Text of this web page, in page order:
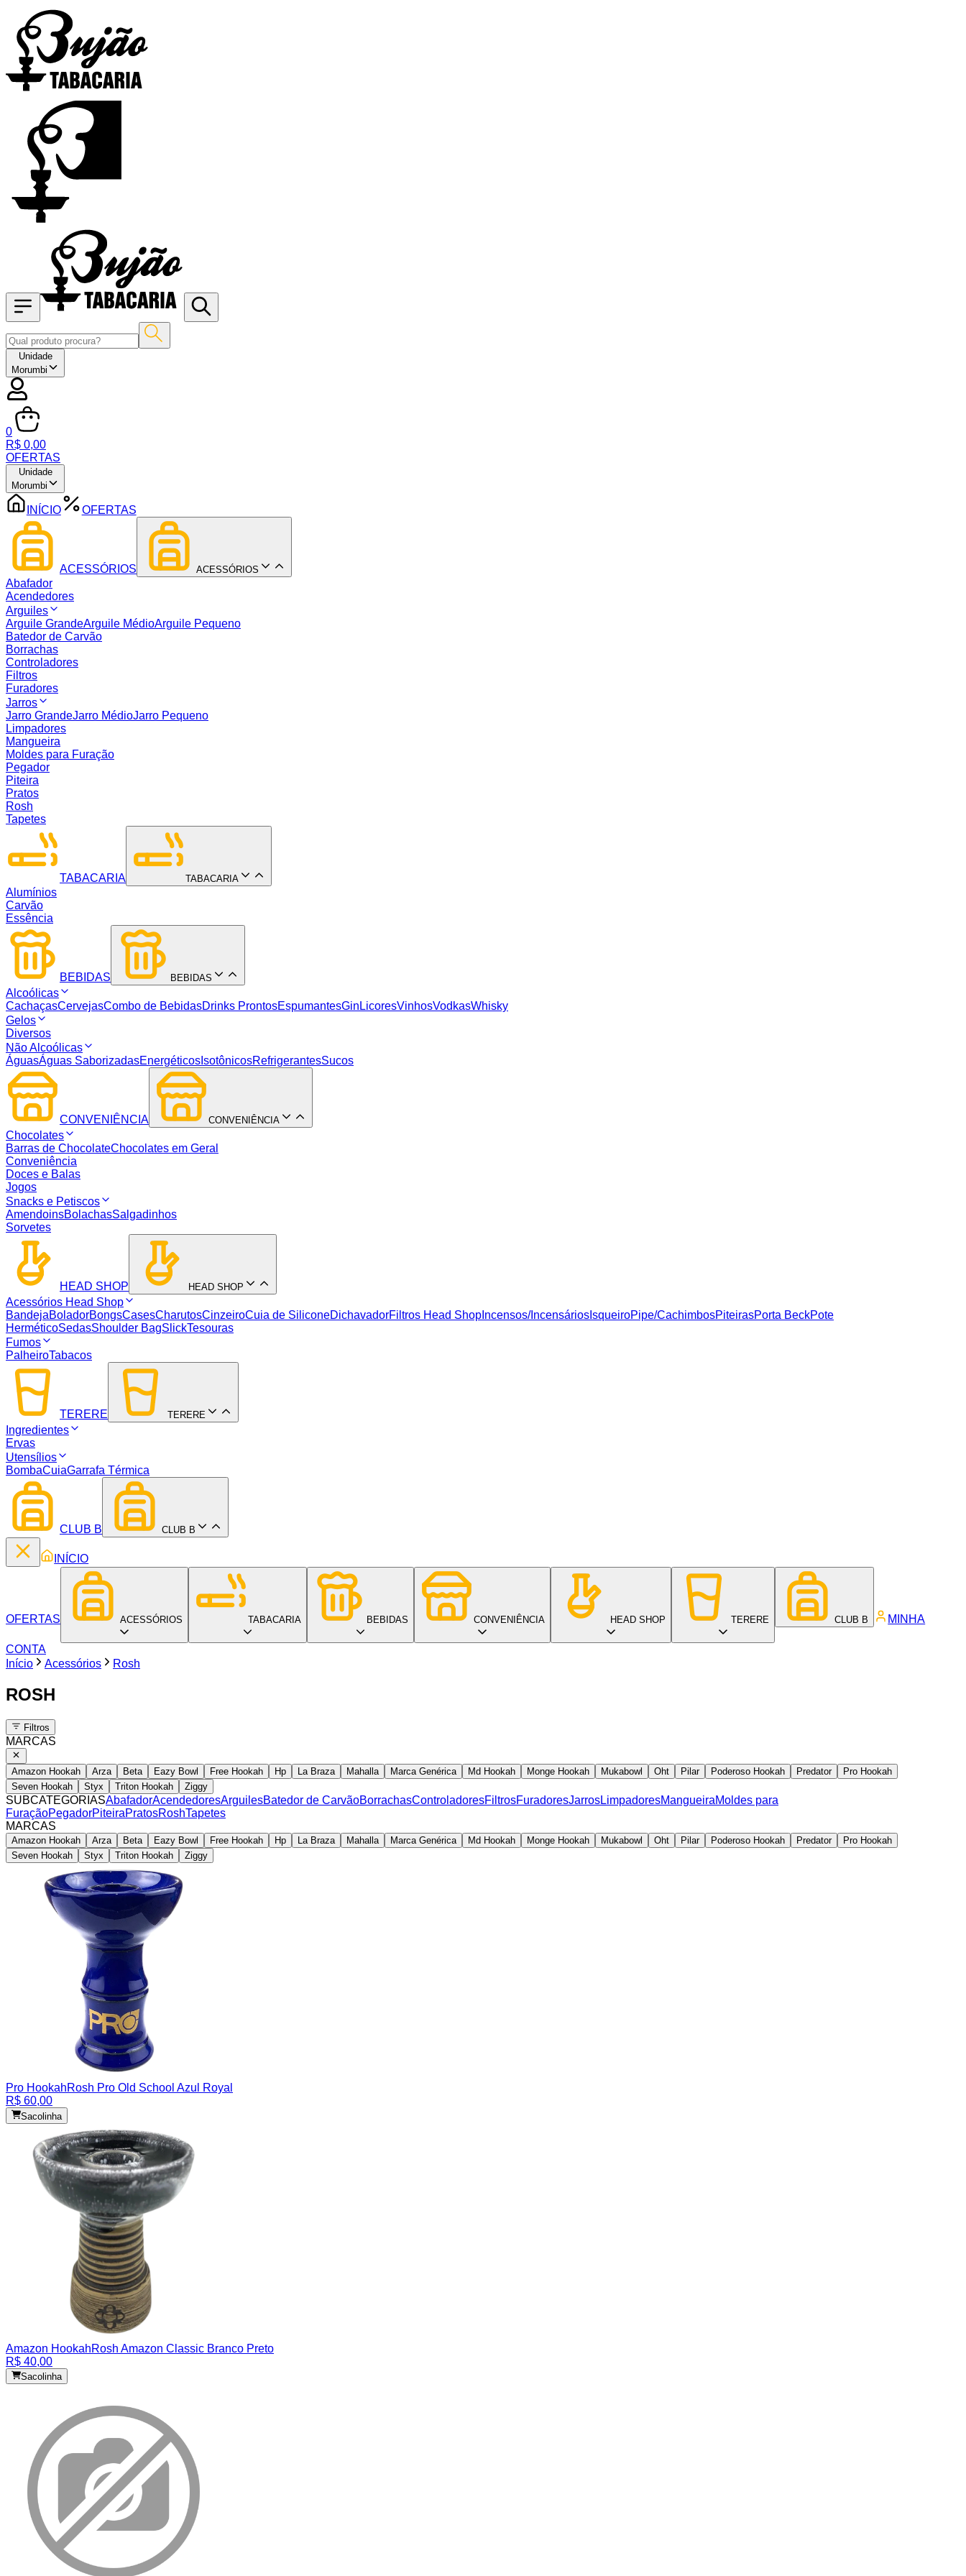
Unidade
Morumbi
0
R$ 0,00
OFERTAS
Unidade
Morumbi
INÍCIO OFERTAS
ACESSÓRIOS ACESSÓRIOS
Abafador
Acendedores
Arguiles
Arguile GrandeArguile MédioArguile Pequeno
Batedor de Carvão
Borrachas
Controladores
Filtros
Furadores
Jarros
Jarro GrandeJarro MédioJarro Pequeno
Limpadores
Mangueira
Moldes para Furação
Pegador
Piteira
Pratos
Rosh
Tapetes
TABACARIA TABACARIA
Alumínios
Carvão
Essência
BEBIDAS BEBIDAS
Alcoólicas
CachaçasCervejasCombo de BebidasDrinks ProntosEspumantesGin LicoresVinhosVodkasWhisky
Gelos
Diversos
Não Alcoólicas
ÁguasÁguas SaborizadasEnergéticos IsotônicosRefrigerantesSucos
CONVENIÊNCIA CONVENIÊNCIA
Chocolates
Barras de ChocolateChocolates em Geral
Conveniência
Doces e Balas
Jogos
Snacks e Petiscos
AmendoinsBolachasSalgadinhos
Sorvetes
HEAD SHOP HEAD SHOP
Acessórios Head Shop
BandejaBoladorBongsCasesCharutosCinzeiroCuia de SiliconeDichavadorFiltros Head Shop Incensos/Incensários IsqueiroPipe/CachimbosPiteirasPorta BeckPote
HerméticoSedasShoulder BagSlickTesouras
Fumos
PalheiroTabacos
TERERE TERERE
Ingredientes
Ervas
Utensílios
BombaCuiaGarrafa Térmica
CLUB B CLUB B
INÍCIO
OFERTAS ACESSÓRIOS TABACARIA BEBIDAS CONVENIÊNCIA HEAD SHOP TERERE CLUB B MINHA
CONTA
Início
Acessórios Rosh
ROSH
Filtros
MARCAS
Amazon Hookah Arza Beta Eazy Bowl Free Hookah Hp La Braza Mahalla Marca Genérica Md Hookah Monge Hookah Mukabowl Oht Pilar Poderoso Hookah Predator
Pro Hookah
Seven Hookah
Styx Triton Hookah Ziggy
SUBCATEGORIASAbafadorAcendedoresArguilesBatedor de CarvãoBorrachasControladoresFiltrosFuradoresJarrosLimpadoresMangueiraMoldes para
FuraçãoPegadorPiteiraPratosRoshTapetes
MARCAS
Amazon Hookah Arza Beta Eazy Bowl Free Hookah Hp La Braza Mahalla Marca Genérica Md Hookah Monge Hookah Mukabowl Oht Pilar Poderoso Hookah Predator
Pro Hookah
Seven Hookah
Styx Triton Hookah Ziggy
Pro HookahRosh Pro Old School Azul Royal
R$ 60,00
Sacolinha
Amazon HookahRosh Amazon Classic Branco Preto
R$ 40,00
Sacolinha